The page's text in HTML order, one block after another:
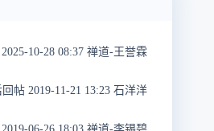
10-28 08:37 禅道-王誉霖
帖 2019-11-21 13:23 石洋洋